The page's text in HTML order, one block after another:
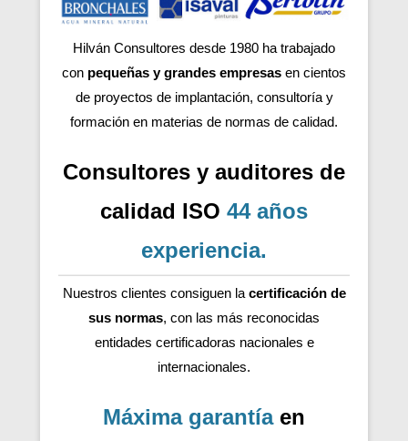
Hilván Consultores desde 1980 ha trabajado
con pequeñas y grandes empresas en cientos
de proyectos de implantación, consultoría y
formación en materias de normas de calidad.
Consultores y auditores de
calidad ISO 44 años
experiencia.
Nuestros clientes consiguen la certificación de
sus normas, con las más reconocidas
entidades certificadoras nacionales e
internacionales.
Máxima garantíaen